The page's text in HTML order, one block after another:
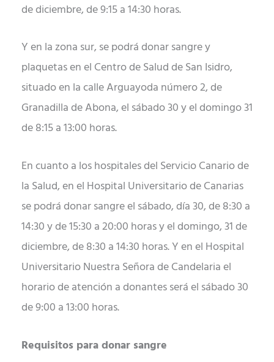
de diciembre, de 9:15 a 14:30 horas.
Y en la zona sur, se podrá donar sangre y
plaquetas en el Centro de Salud de San Isidro,
situado en la calle Arguayoda número 2, de
Granadilla de Abona, el sábado 30 y el domingo 31
de 8:15 a 13:00 horas.
En cuanto a los hospitales del Servicio Canario de
la Salud, en el Hospital Universitario de Canarias
se podrá donar sangre el sábado, día 30, de 8:30 a
14:30 y de 15:30 a 20:00 horas y el domingo, 31 de
diciembre, de 8:30 a 14:30 horas. Y en el Hospital
Universitario Nuestra Señora de Candelaria el
horario de atención a donantes será el sábado 30
de 9:00 a 13:00 horas.
Requisitos para donar sangre